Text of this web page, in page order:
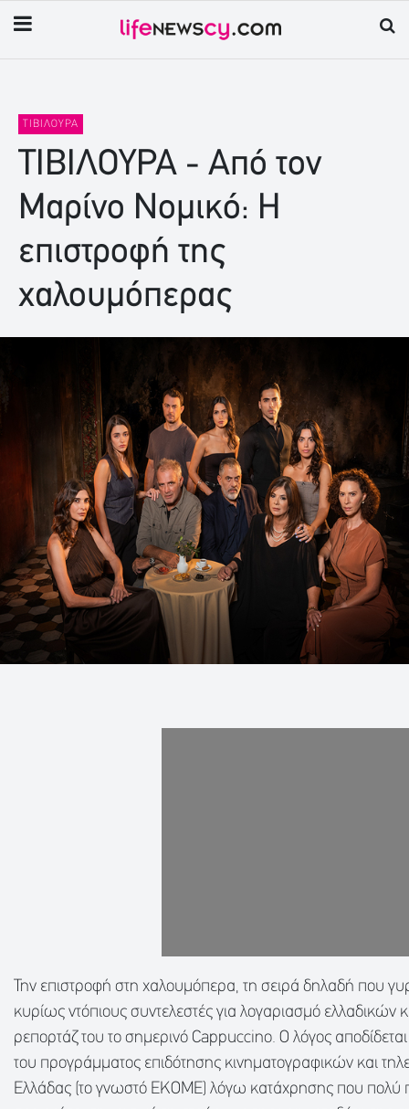
ΤΙΒΙΛΟΥΡΑ
ΤΙΒΙΛΟΥΡΑ - Από τον
Μαρίνο Νομικό: Η
επιστροφή της
χαλουμόπερας
Την επιστροφή στη χαλουμόπερα, τη σειρά δηλαδή που
κυρίως ντόπιους συντελεστές για λογαριασμό ελλαδικών
ρεπορτάζ του το σημερινό Cappuccino. Ο λόγος
του προγράμματος επιδότησης κινηματογραφικών και
Ελλάδας (το γνωστό ΕΚΟΜΕ) λόγω κατάχρησης που πολύ